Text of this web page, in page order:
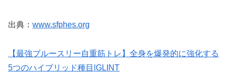
出典： www.sfphes.org
【最強ブルースリー自重筋トレ】全身を爆発的に強化する
5つのハイブリッド種目|GLINT